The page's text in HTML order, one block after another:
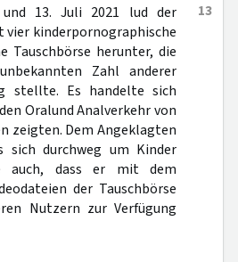
13
13. Juli 2021 lud der
kinderpornographische
Tauschbörse herunter, die
Zahl anderer
stellte. Es handelte sich
Oralund Analverkehr von
zeigten. Dem Angeklagten
sich durchweg um Kinder
auch, dass er mit dem
der Tauschbörse
Nutzern zur Verfügung